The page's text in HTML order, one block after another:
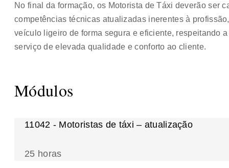
No final da formação, os Motorista de Táxi deverão ser
competências técnicas atualizadas inerentes à
veículo ligeiro de forma segura e eficiente, respeitando
serviço de elevada qualidade e conforto ao cliente.
Módulos
11042 - Motoristas de táxi – atualização
25 horas